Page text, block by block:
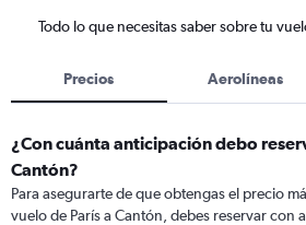
Todo lo que necesitas saber sobre tu
Precios Aerolíneas
¿Con cuánta anticipación debo
Cantón?
Para asegurarte de que obtengas el precio
vuelo de París a Cantón, debes reservar con